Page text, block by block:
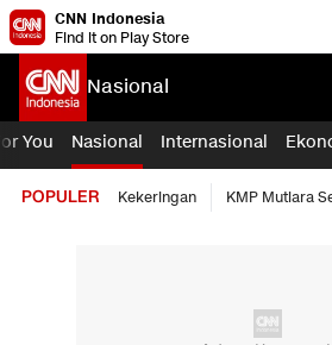
CNN Indonesia
Find it on Play Store
Nasional
You Nasional Internasional
POPULER Kekeringan KMP Mutiara